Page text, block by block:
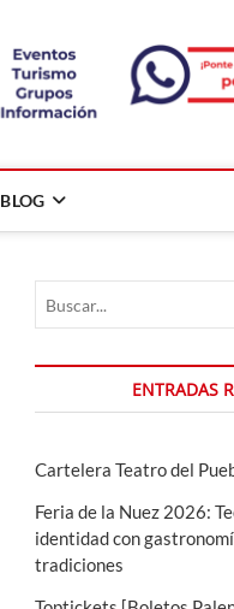
BLOG
ENTRADAS
Cartelera Teatro del
Feria de la Nuez 2026:
identidad con
tradiciones